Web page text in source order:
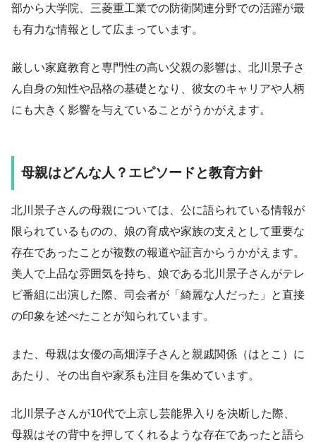
部から大学院、三菱重工業での防衛関連分野での活躍が最
も有力な情報として広まっています。
厳しい家庭教育と専門性の高い父親の影響は、北川景子さ
ん自身の知性や品格の基礎となり、彼女のキャリアや人柄
にも大きく影響を与えていることがうかがえます。
母親はどんな人？エピソードと教育方針
北川景子さんの母親については、公に語られている情報が
限られているものの、娘の育成や家族の支えとして重要な
存在であったことが複数の報道や証言からうかがえます。
美人で上品な雰囲気を持ち、娘である北川景子さんがテレ
ビ番組に出演した際、司会者が「綺麗な人だった」と直接
の印象を述べたことが知られています。
また、母親は女優の高畑淳子さんと親戚関係（はとこ）に
あたり、その出自や家系も注目を集めています。
北川景子さんが10代で上京し芸能界入りを決断した際、
母親はその背中を押してくれるような存在であったと語ら